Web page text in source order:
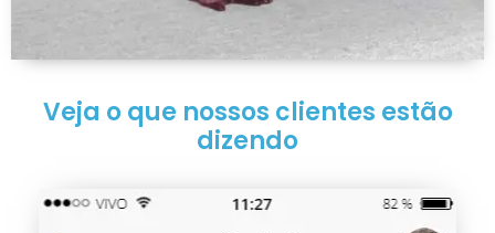
Veja o que nossos clientes estão
dizendo